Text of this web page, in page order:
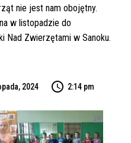
nie jest nam obojętny.
w listopadzie do
Nad Zwierzętami w Sanoku.
2024 2:14 pm